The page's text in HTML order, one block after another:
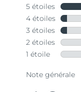
Lien
même